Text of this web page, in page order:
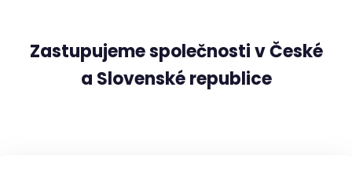
Zastupujeme společnosti v České
a Slovenské republice